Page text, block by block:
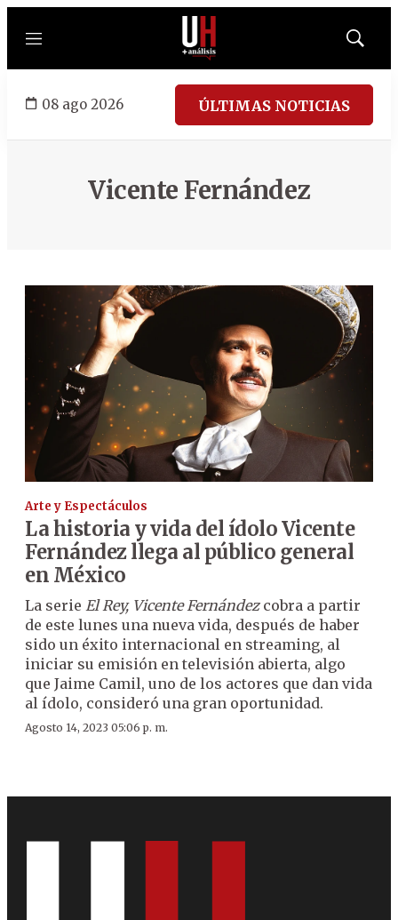
Menú
Mostrar
08 ago 2026 ÚLTIMAS NOTICIAS
Vicente Fernández
Arte y Espectáculos
La historia y vida del ídolo Vicente
Fernández llega al público general
en México
La serie El Rey, Vicente Fernándezcobra a partir
de este lunes una nueva vida, después de haber
sido un éxito internacional en streaming, al
iniciar su emisión en televisión abierta, algo
que Jaime Camil, uno de los actores que dan vida
al ídolo, consideró una gran oportunidad.
Agosto 14, 2023 05:06 p. m.